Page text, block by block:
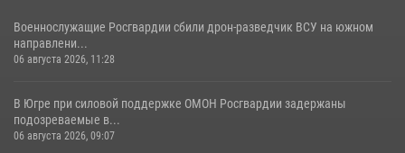
Военнослужащие Росгвардии сбили дрон-разведчик ВСУ на южном
направлени...
06 августа 2026, 11:28
В Югре при силовой поддержке ОМОН Росгвардии задержаны
подозреваемые в...
06 августа 2026, 09:07